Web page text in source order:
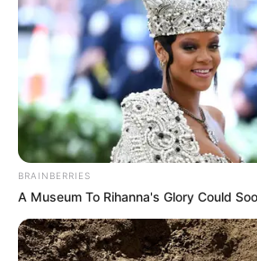
différents jeux:
(liste de paris allant du plus risqué au
Un Tiercé.
Le couplé (jumelé) gagnant et/
chevaux.
Un 2sur4 en combiné 3Cv.
De 1 à 3 jeux simples Gagnants
Sans oublier les possibilités de jouer
super base Turf pour faire un Quarté
incontournable pour les jeux en
BRAINBERRIES
A Museum To Rihanna's Glory Could